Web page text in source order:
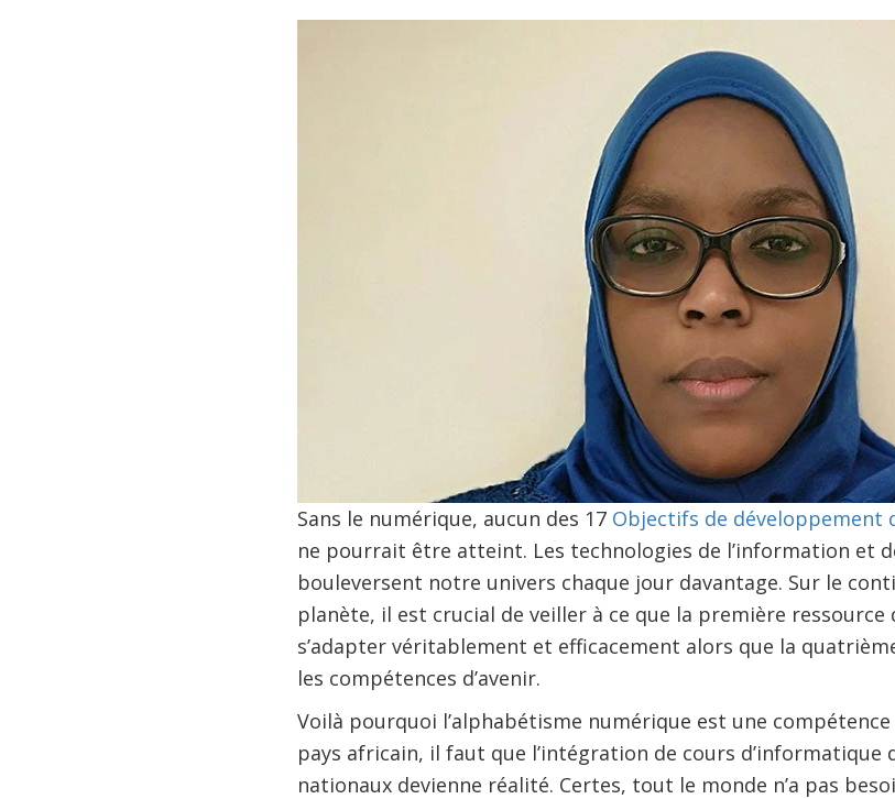
Sans le numérique, aucun des 17 Objectifs de développement
ne pourrait être atteint. Les technologies de l’information et
bouleversent notre univers chaque jour davantage. Sur le
planète, il est crucial de veiller à ce que la première ressource
s’adapter véritablement et efficacement alors que la
les compétences d’avenir.
Voilà pourquoi l’alphabétisme numérique est une
pays africain, il faut que l’intégration de cours d’informatique
nationaux devienne réalité. Certes, tout le monde n’a pas